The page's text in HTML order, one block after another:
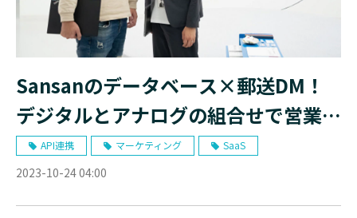
Sansanのデータベース×郵送DM！
デジタルとアナログの組合せで営業活
動の最適化提案へ
API連携 マーケティング SaaS
2023-10-24 04:00